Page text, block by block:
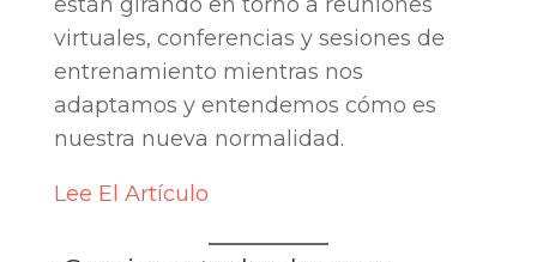
virtuales, conferencias y sesiones de
entrenamiento mientras nos
adaptamos y entendemos cómo es
nuestra nueva normalidad.
Lee El Artículo